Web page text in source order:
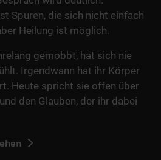
Spuren, die sich nicht einfach
Heilung ist möglich.
gemobbt, hat sich nie
Irgendwann hat ihr Körper
Heute spricht sie offen über
den Glauben, der ihr dabei